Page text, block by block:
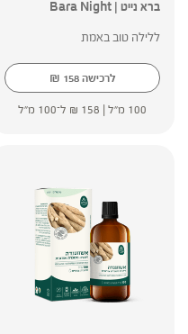
ברא נייט | Bara Night
ללילה טוב באמת
לרכישה ₪ 158
100 מ"ל | ₪ 158 ל־100 מ"ל